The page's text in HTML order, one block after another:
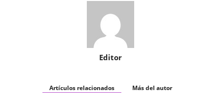
Editor
Artículos relacionados Más del autor